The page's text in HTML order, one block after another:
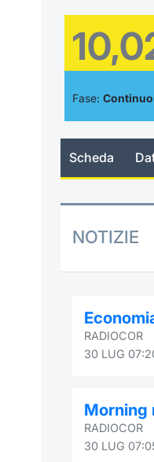
Fase:
Scheda
NOTIZIE
RADIOCOR
30 LUG
Morning
RADIOCOR
30 LUG